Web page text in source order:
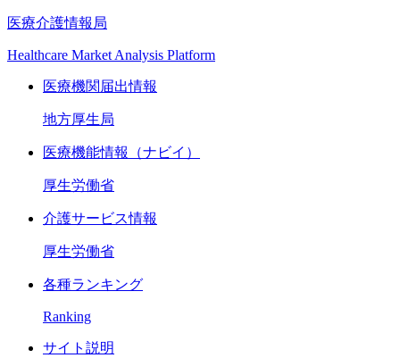
医療介護情報局
Healthcare Market Analysis Platform
医療機関届出情報
地方厚生局
医療機能情報（ナビイ）
厚生労働省
介護サービス情報
厚生労働省
各種ランキング
Ranking
サイト説明